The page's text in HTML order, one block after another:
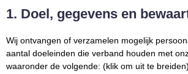
1. Doel, gegevens en
Wij ontvangen of verzamelen mogelijk
aantal doeleinden die verband houden met
waaronder de volgende: (klik om uit te breiden)